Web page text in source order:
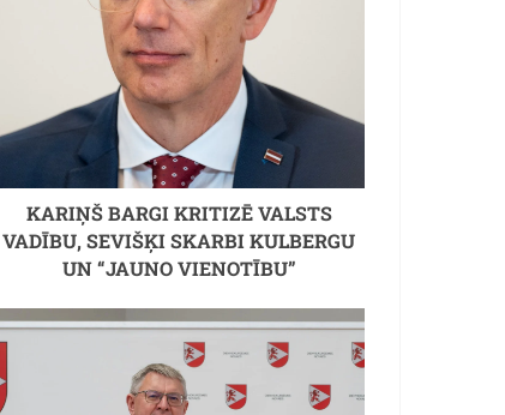
KARIŅŠ BARGI KRITIZĒ VALSTS
VADĪBU, SEVIŠĶI SKARBI KULBERGU
UN “JAUNO VIENOTĪBU”